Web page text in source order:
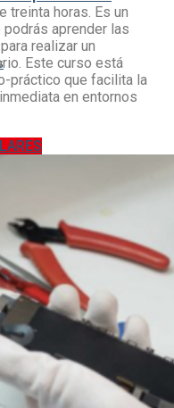
treinta horas. Es un
aprender las
realizar un
Este curso está
práctico que facilita la
en entornos